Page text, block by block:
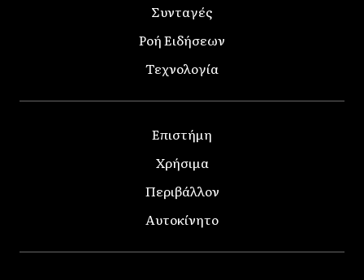
Συνταγές
Ροή Ειδήσεων
Τεχνολογία
Επιστήμη
Χρήσιμα
Περιβάλλον
Αυτοκίνητο